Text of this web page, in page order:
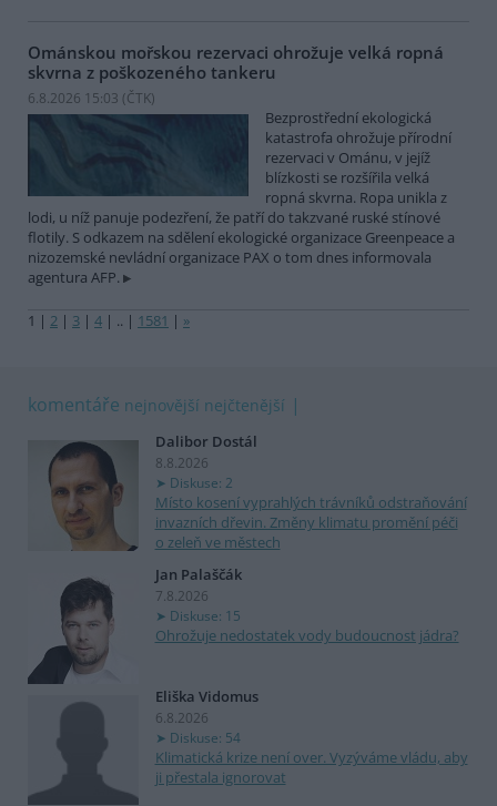
Ománskou mořskou rezervaci ohrožuje velká ropná
skvrna z poškozeného tankeru
6.8.2026 15:03 (ČTK)
Bezprostřední ekologická
katastrofa ohrožuje přírodní
rezervaci v Ománu, v jejíž
blízkosti se rozšířila velká
ropná skvrna. Ropa unikla z
lodi, u níž panuje podezření, že patří do takzvané ruské stínové
flotily. S odkazem na sdělení ekologické organizace Greenpeace a
nizozemské nevládní organizace PAX o tom dnes informovala
agentura AFP.
1 | 2 | 3 | 4 | .. | 1581 | »
komentáře nejnovější nejčtenější
Dalibor Dostál
8.8.2026
Diskuse: 2
Místo kosení vyprahlých trávníků odstraňování
invazních dřevin. Změny klimatu promění péči
o zeleň ve městech
Jan Palaščák
7.8.2026
Diskuse: 15
Ohrožuje nedostatek vody budoucnost jádra?
Eliška Vidomus
6.8.2026
Diskuse: 54
Klimatická krize není over. Vyzýváme vládu, aby
ji přestala ignorovat